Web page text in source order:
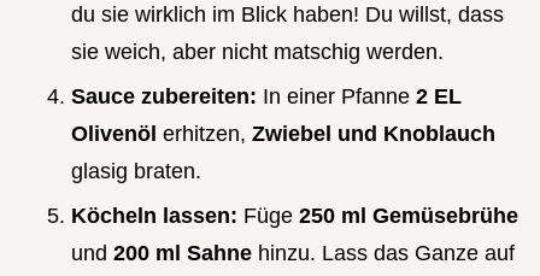
du sie wirklich im Blick haben! Du willst, dass
sie weich, aber nicht matschig werden.
Sauce zubereiten: In einer Pfanne 2 EL
Olivenöl erhitzen, Zwiebel und Knoblauch
glasig braten.
Köcheln lassen: Füge 250 ml Gemüsebrühe
und 200 ml Sahne hinzu. Lass das Ganze auf